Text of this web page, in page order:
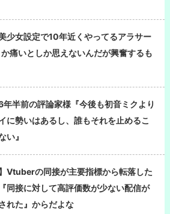
美少女設定で10年近くやってるアラサー
痛いとしか思えないんだが興奮するも
年半前の評論家様『今後も初音ミクより
に勢いはあるし、誰もそれを止めるこ
い』
】Vtuberの同接が主要指標から転落した
同接に対して高評価数が少ない配信が
れた』からだよな